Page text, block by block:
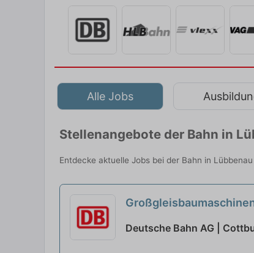
Alle Jobs
Stellenangebote der Bahn in
Entdecke aktuelle Jobs bei der Bahn in
Deutsche Bahn AG |